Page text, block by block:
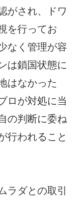
がされ、ドワ
を行ってお
なく管理が容
は鎖国状態に
はなかった
ロが対処に当
の判断に委ね
行われること
ラダとの取引